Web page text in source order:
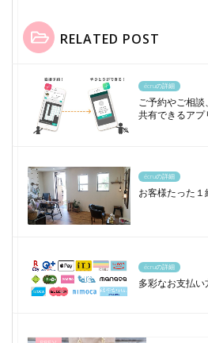
RELATED POST
écruの詳細
ご予約やご相
共有できるアプ
écruの詳細
お客様たった
écruの詳細
多彩なお支払い